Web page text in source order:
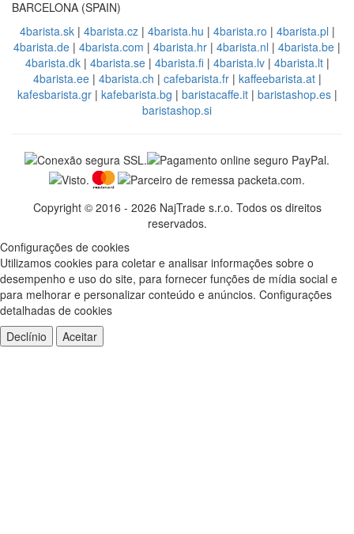
BARCELONA (SPAIN)
4barista.sk| 4barista.cz| 4barista.hu | 4barista.ro | 4barista.pl |
4barista.de | 4barista.com | 4barista.hr | 4barista.nl | 4barista.be |
4barista.dk| 4barista.se| 4barista.fi| 4barista.lv| 4barista.lt|
4barista.ee| 4barista.ch | cafebarista.fr| kaffeebarista.at|
kafesbarista.gr| kafebarista.bg | baristacaffe.it| baristashop.es|
baristashop.si
Copyright © 2016 - 2026 NajTrade s.r.o. Todos os direitos
reservados.
Configurações de cookies
Utilizamos cookies para coletar e analisar informações sobre o
desempenho e uso do site, para fornecer funções de mídia social e
para melhorar e personalizar conteúdo e anúncios. Configurações
detalhadas de cookies
Declínio
Aceitar